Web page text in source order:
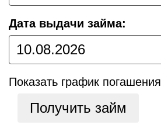
Дата выдачи займа:
Показать график погашения
Получить займ